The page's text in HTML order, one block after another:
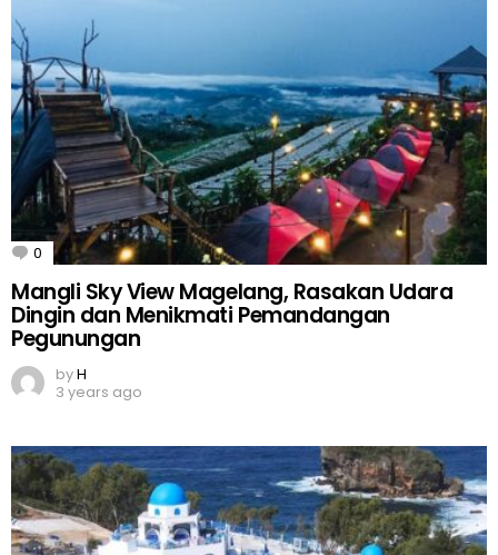
0 Comments
Mangli Sky View Magelang, Rasakan Udara
Dingin dan Menikmati Pemandangan
Pegunungan
byH
3 years ago